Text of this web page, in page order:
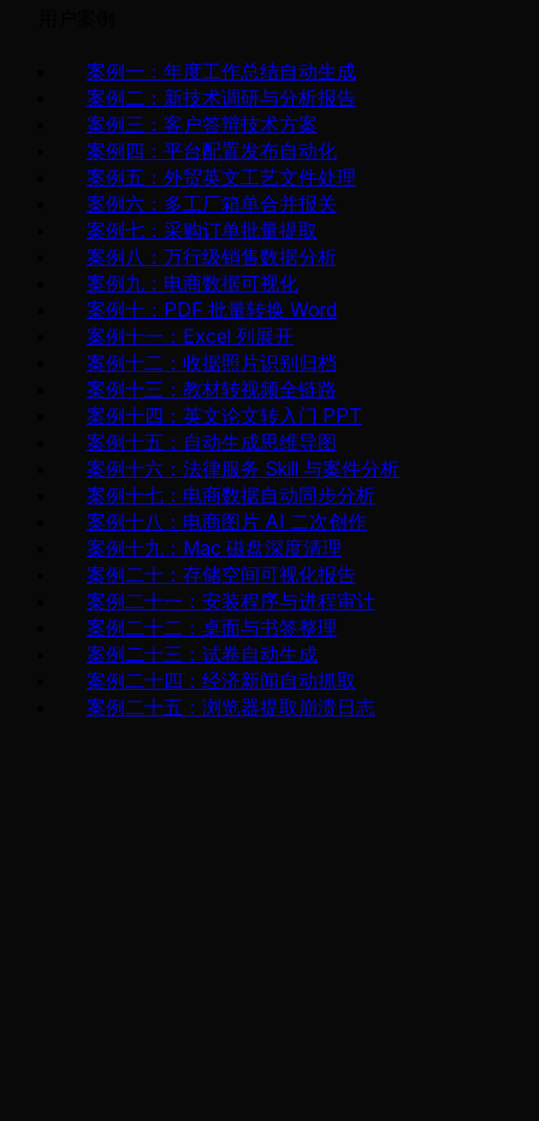
案例一：年度工作总结自动生成
案例二：新技术调研与分析报告
案例三：客户答辩技术方案
案例四：平台配置发布自动化
案例五：外贸英文工艺文件处理
案例六：多工厂箱单合并报关
案例七：采购订单批量提取
案例八：万行级销售数据分析
案例九：电商数据可视化
案例十：PDF 批量转换 Word
案例十一：Excel 列展开
案例十二：收据照片识别归档
案例十三：教材转视频全链路
案例十四：英文论文转入门 PPT
案例十五：自动生成思维导图
案例十六：法律服务 Skill 与案件分析
案例十七：电商数据自动同步分析
案例十八：电商图片 AI 二次创作
案例十九：Mac 磁盘深度清理
案例二十：存储空间可视化报告
案例二十一：安装程序与进程审计
案例二十二：桌面与书签整理
案例二十三：试卷自动生成
案例二十四：经济新闻自动抓取
案例二十五：浏览器提取崩溃日志